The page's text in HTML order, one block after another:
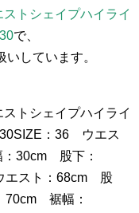
トシェイプハイライ
で、
しています。
トシェイプハイライ
：36 ウエス
30cm 股下：
エスト：68cm 股
70cm 裾幅：